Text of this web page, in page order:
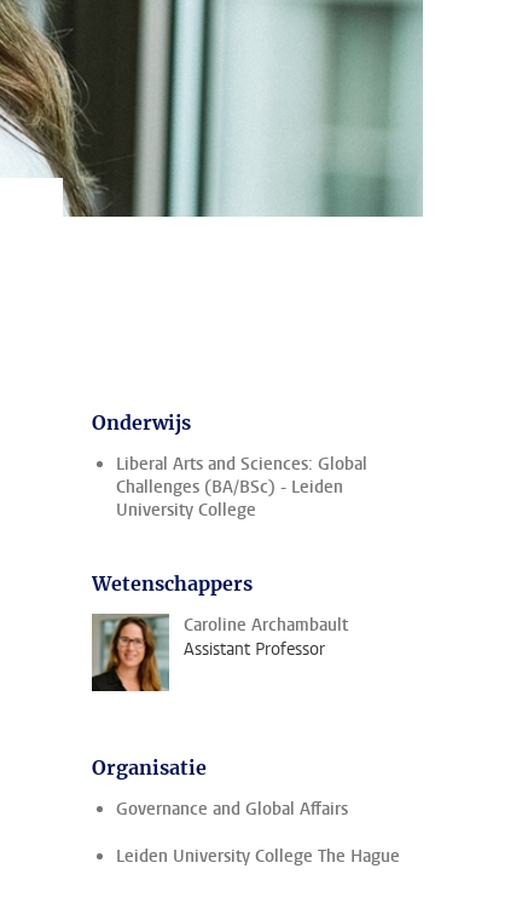
Onderwijs
Liberal Arts and Sciences: Global
Challenges (BA/BSc) - Leiden
University College
Wetenschappers
Caroline Archambault
Assistant Professor
Organisatie
Governance and Global Affairs
Leiden University College The Hague